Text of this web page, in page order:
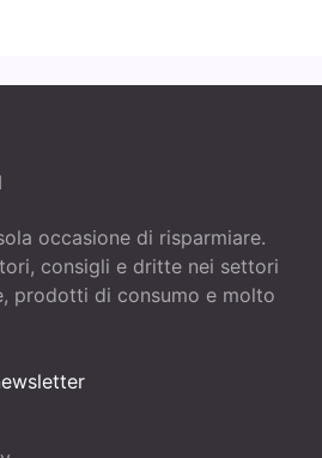
occasione di risparmiare.
consigli e dritte nei settori
prodotti di consumo e molto